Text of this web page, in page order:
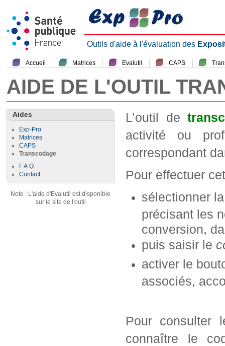
Outils d'aide à l'évaluation des
Accueil Matrices Evalutil CAPS
AIDE DE L'OUTIL
Aides
Exp-Pro
Matrices
CAPS
Transcodage
F.A.Q.
Contact
Note : L'aide d'Evalutil est disponible
sur le site de l'outil
L’outil de
activité ou
correspondant
Pour effectuer
sélectionner
précisant les
conversion,
puis saisir le
activer le
associés,
Pour consulter
connaître le